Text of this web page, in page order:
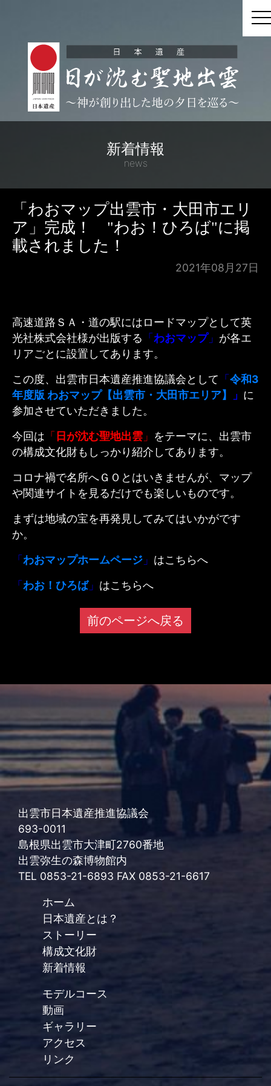
新着情報
news
「わおマップ出雲市・大田市エリ
ア」完成！ "わお！ひろば"に掲
載されました！
2021年08月27日
高速道路ＳＡ・道の駅にはロードマップとして英
光社株式会社様が出版する 「 わおマップ」 が各エ
リアごとに設置してあります。
この度、出雲市日本遺産推進協議会として 「 令和3
年度版 わおマップ【出雲市・大田市エリア】
」 に
参加させていただきました。
今回は 「 日が沈む聖地出雲 」 をテーマに、出雲市
の構成文化財もしっかり紹介してあります。
コロナ禍で名所へＧＯとはいきませんが、マップ
や関連サイトを見るだけでも楽しいものです。
まずは地域の宝を再発見してみてはいかがです
か。
「 わおマップホームページ 」 はこちらへ
「 わお！ひろば」 はこちらへ
前のページへ戻る
出雲市日本遺産推進協議会
693-0011
島根県出雲市大津町2760番地
出雲弥生の森博物館内
TEL 0853-21-6893 FAX 0853-21-6617
ホーム
日本遺産とは？
ストーリー
構成文化財
新着情報
モデルコース
動画
ギャラリー
アクセス
リンク